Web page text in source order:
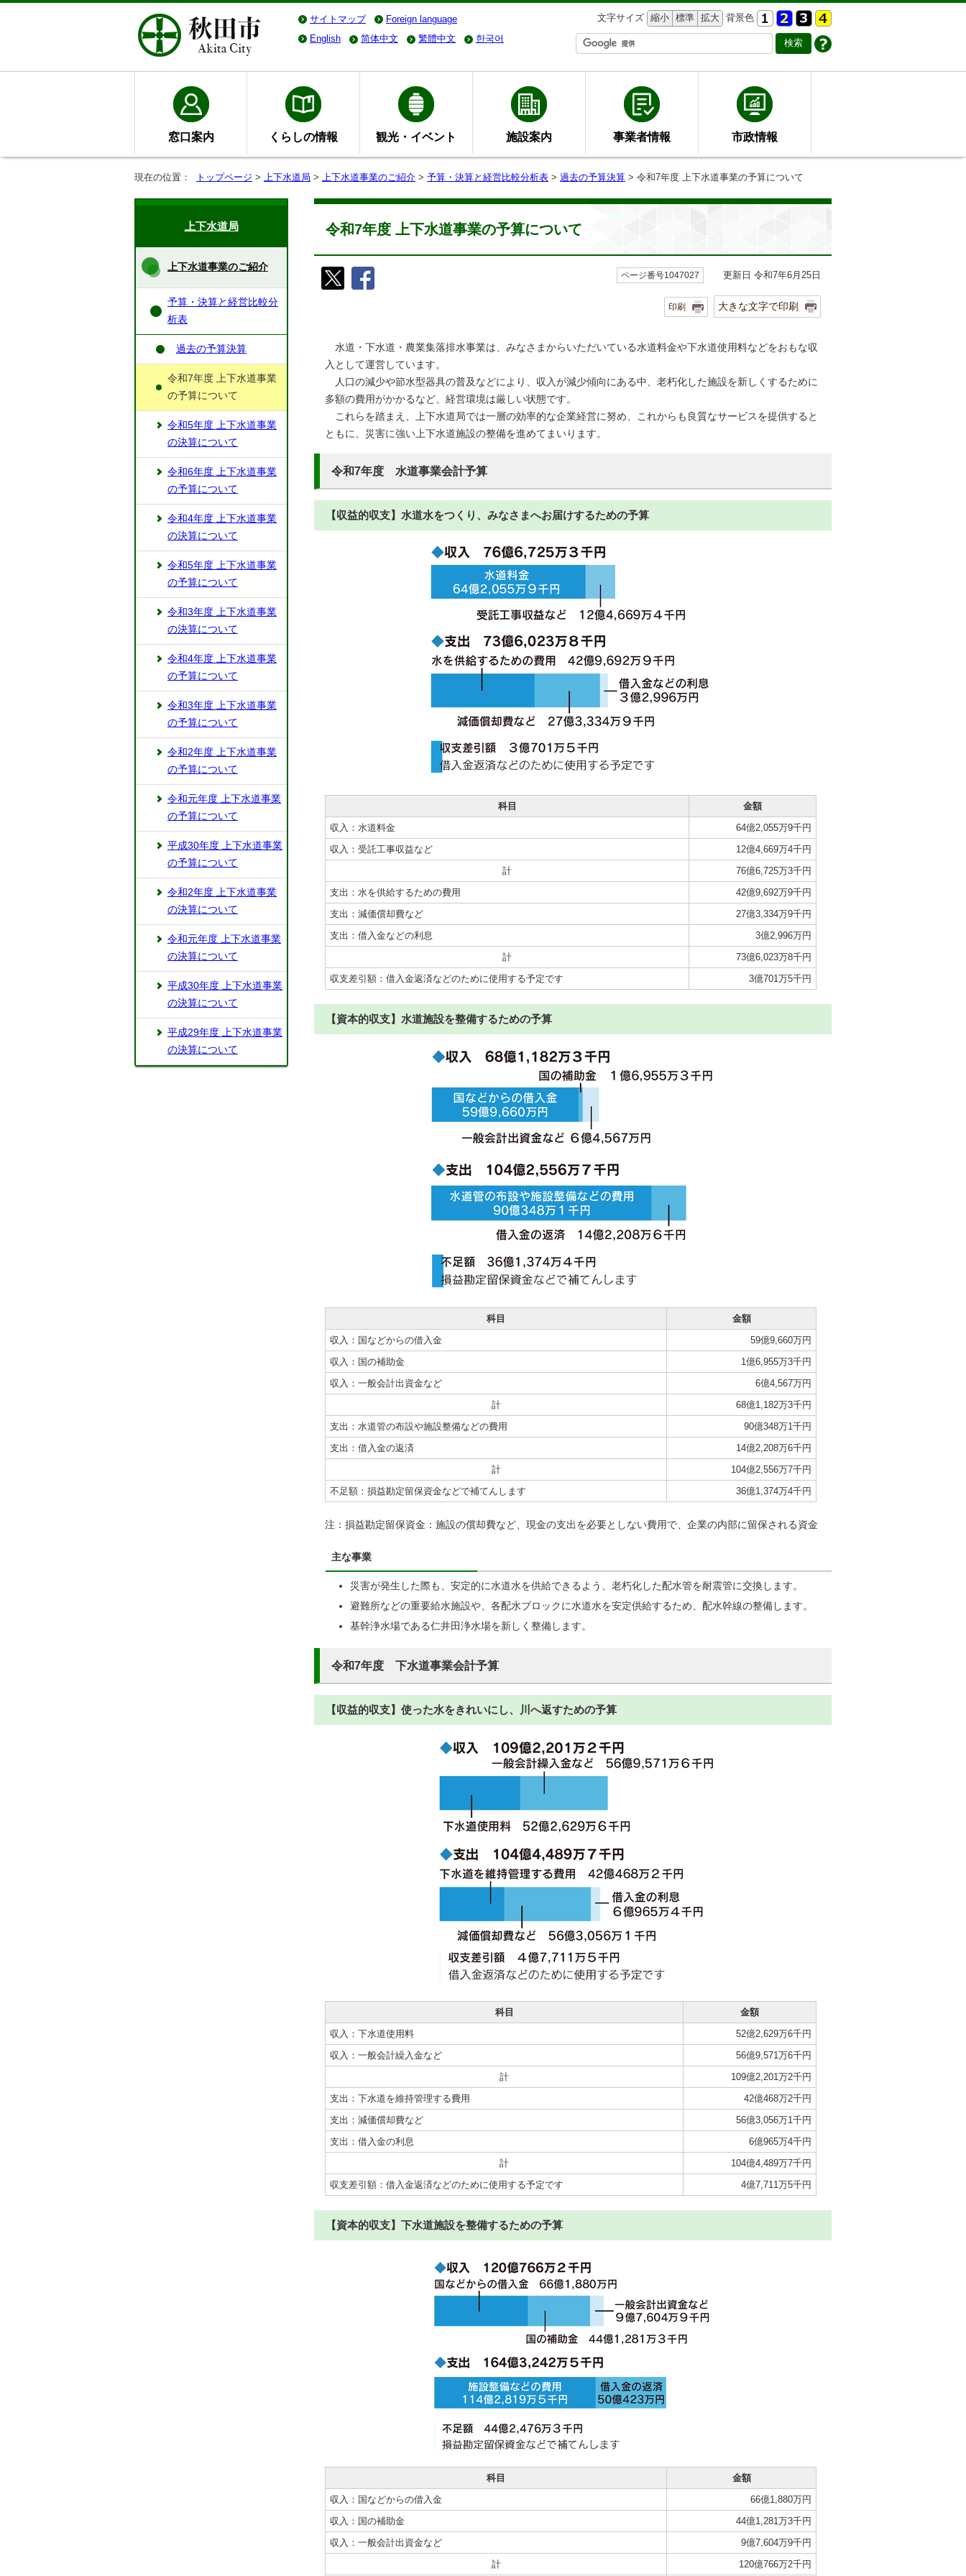
サイトマップ Foreign language 文字サイズ 縮小 標準 拡大 背景色
English
简体中文 繁體中文 한국어
窓口案内 くらしの情報 観光・イベント 施設案内 事業者情報 市政情報
現在の位置： トップページ > 上下水道局 > 上下水道事業のご紹介 > 予算・決算と経営比較分析表 > 過去の予算決算 > 令和7年度 上下水道事業の予算について
令和7年度 上下水道事業の予算について
ページ番号1047027 更新日 令和7年6月25日
印刷 大きな文字で印刷
水道・下水道・農業集落排水事業は、みなさまからいただいている水道料金や下水道使用料などをおもな収
入として運営しています。
人口の減少や節水型器具の普及などにより、収入が減少傾向にある中、老朽化した施設を新しくするために
多額の費用がかかるなど、経営環境は厳しい状態です。
これらを踏まえ、上下水道局では一層の効率的な企業経営に努め、これからも良質なサービスを提供すると
ともに、災害に強い上下水道施設の整備を進めてまいります。
令和7年度 水道事業会計予算
【収益的収支】水道水をつくり、みなさまへお届けするための予算
科目
金額
収入：水道料金
64億2,055万9千円
収入：受託工事収益など
12億4,669万4千円
計
76億6,725万3千円
支出：水を供給するための費用
42億9,692万9千円
支出：減価償却費など
27億3,334万9千円
支出：借入金などの利息
3億2,996万円
計
73億6,023万8千円
収支差引額：借入金返済などのために使用する予定です
3億701万5千円
【資本的収支】水道施設を整備するための予算
科目
金額
収入：国などからの借入金
59億9,660万円
収入：国の補助金
1億6,955万3千円
収入：一般会計出資金など
6億4,567万円
計
68億1,182万3千円
支出：水道管の布設や施設整備などの費用
90億348万1千円
支出：借入金の返済
14億2,208万6千円
計
104億2,556万7千円
不足額：損益勘定留保資金などで補てんします
36億1,374万4千円
注：損益勘定留保資金：施設の償却費など、現金の支出を必要としない費用で、企業の内部に留保される資金
主な事業
災害が発生した際も、安定的に水道水を供給できるよう、老朽化した配水管を耐震管に交換します。
避難所などの重要給水施設や、各配水ブロックに水道水を安定供給するため、配水幹線の整備します。
基幹浄水場である仁井田浄水場を新しく整備します。
令和7年度 下水道事業会計予算
【収益的収支】使った水をきれいにし、川へ返すための予算
科目
金額
収入：下水道使用料
52億2,629万6千円
収入：一般会計繰入金など
56億9,571万6千円
計
109億2,201万2千円
支出：下水道を維持管理する費用
42億468万2千円
支出：減価償却費など
56億3,056万1千円
支出：借入金の利息
6億965万4千円
計
104億4,489万7千円
収支差引額：借入金返済などのために使用する予定です
4億7,711万5千円
【資本的収支】下水道施設を整備するための予算
科目
金額
収入：国などからの借入金
66億1,880万円
収入：国の補助金
44億1,281万3千円
収入：一般会計出資金など
9億7,604万9千円
計
120億766万2千円
上下水道局
上下水道事業のご紹介
予算・決算と経営比較分
析表
過去の予算決算
令和7年度 上下水道事業
の予算について
令和5年度 上下水道事業
の決算について
令和6年度 上下水道事業
の予算について
令和4年度 上下水道事業
の決算について
令和5年度 上下水道事業
の予算について
令和3年度 上下水道事業
の決算について
令和4年度 上下水道事業
の予算について
令和3年度 上下水道事業
の予算について
令和2年度 上下水道事業
の予算について
令和元年度 上下水道事業
の予算について
平成30年度 上下水道事業
の予算について
令和2年度 上下水道事業
の決算について
令和元年度 上下水道事業
の決算について
平成30年度 上下水道事業
の決算について
平成29年度 上下水道事業
の決算について